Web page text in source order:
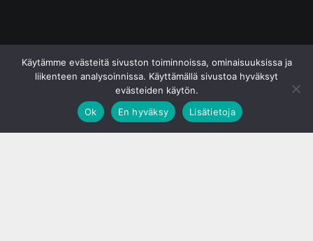
Käytämme evästeitä sivuston toiminnoissa, ominaisuuksissa ja
liikenteen analysoinnissa. Käyttämällä sivustoa hyväksyt
evästeiden käytön.
Ok
En hyväksy Lisätietoja